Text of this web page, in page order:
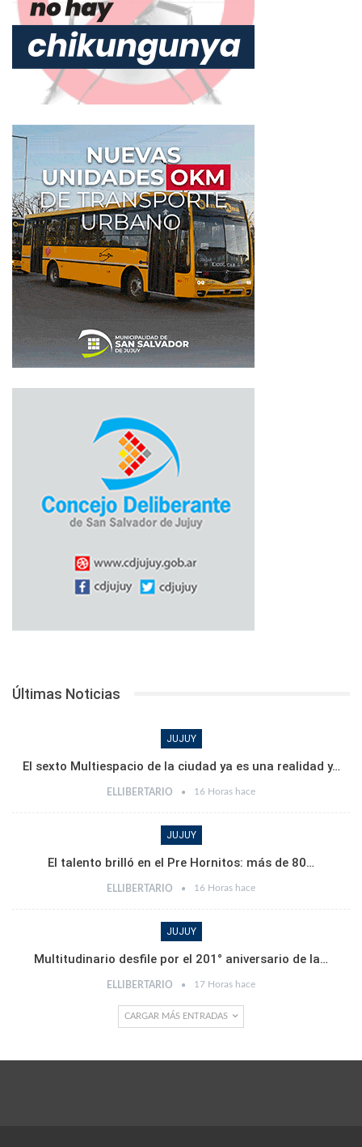
Últimas Noticias
JUJUY
El sexto Multiespacio de la ciudad ya es una realidad y…
ELLIBERTARIO 16 Horas hace
JUJUY
El talento brilló en el Pre Hornitos: más de 80…
ELLIBERTARIO 16 Horas hace
JUJUY
Multitudinario desfile por el 201° aniversario de la…
ELLIBERTARIO 17 Horas hace
CARGAR MÁS ENTRADAS